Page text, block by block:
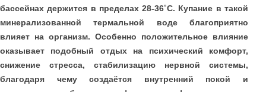
бассейнах держится в пределах 28-36˚С. Купание в такой
минерализованной термальной воде благоприятно
влияет на организм. Особенно положительное влияние
оказывает подобный отдых на психический комфорт,
снижение стресса, стабилизацию нервной системы,
благодаря чему создаётся внутренний покой и